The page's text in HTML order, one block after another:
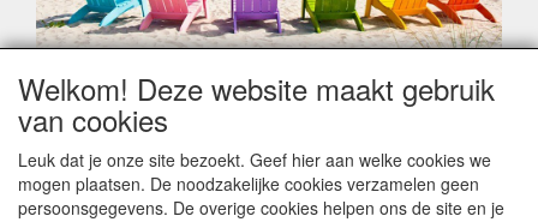
Geachte klant,
Zoals elk jaar zorgt de verlofperiode, naast een hoop
leveringsproblemen.
Sommige fabrikanten sluiten of werken met een
vakantiebezetting.
Welkom! Deze website maakt gebruik
van cookies
Leuk dat je onze site bezoekt. Geef hier aan welke cookies we
mogen plaatsen. De noodzakelijke cookies verzamelen geen
persoonsgegevens. De overige cookies helpen ons de site en je